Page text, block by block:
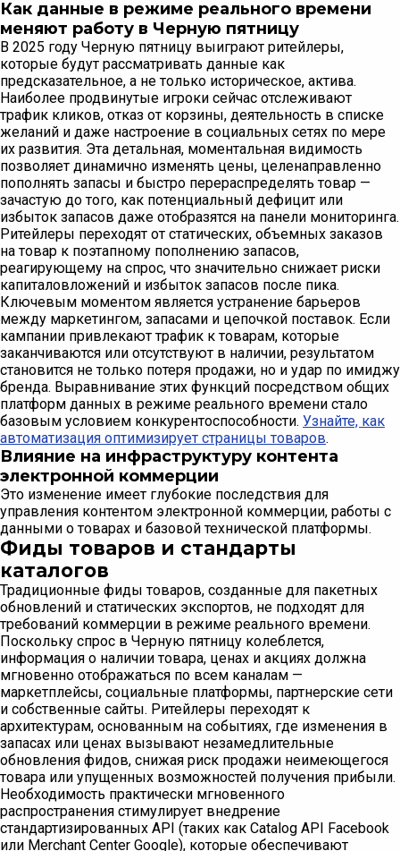
Как данные в режиме реального времени
меняют работу в Черную пятницу
В 2025 году Черную пятницу выиграют ритейлеры,
которые будут рассматривать данные как
предсказательное, а не только историческое, актива.
Наиболее продвинутые игроки сейчас отслеживают
трафик кликов, отказ от корзины, деятельность в списке
желаний и даже настроение в социальных сетях по мере
их развития. Эта детальная, моментальная видимость
позволяет динамично изменять цены, целенаправленно
пополнять запасы и быстро перераспределять товар —
зачастую до того, как потенциальный дефицит или
избыток запасов даже отобразятся на панели мониторинга.
Ритейлеры переходят от статических, объемных заказов
на товар к поэтапному пополнению запасов,
реагирующему на спрос, что значительно снижает риски
капиталовложений и избыток запасов после пика.
Ключевым моментом является устранение барьеров
между маркетингом, запасами и цепочкой поставок. Если
кампании привлекают трафик к товарам, которые
заканчиваются или отсутствуют в наличии, результатом
становится не только потеря продажи, но и удар по имиджу
бренда. Выравнивание этих функций посредством общих
платформ данных в режиме реального времени стало
базовым условием конкурентоспособности. Узнайте, как
автоматизация оптимизирует страницы товаров.
Влияние на инфраструктуру контента
электронной коммерции
Это изменение имеет глубокие последствия для
управления контентом электронной коммерции, работы с
данными о товарах и базовой технической платформы.
Фиды товаров и стандарты
каталогов
Традиционные фиды товаров, созданные для пакетных
обновлений и статических экспортов, не подходят для
требований коммерции в режиме реального времени.
Поскольку спрос в Черную пятницу колеблется,
информация о наличии товара, ценах и акциях должна
мгновенно отображаться по всем каналам —
маркетплейсы, социальные платформы, партнерские сети
и собственные сайты. Ритейлеры переходят к
архитектурам, основанным на событиях, где изменения в
запасах или ценах вызывают незамедлительные
обновления фидов, снижая риск продажи неимеющегося
товара или упущенных возможностей получения прибыли.
Необходимость практически мгновенного
распространения стимулирует внедрение
стандартизированных API (таких как Catalog API Facebook
или Merchant Center Google), которые обеспечивают